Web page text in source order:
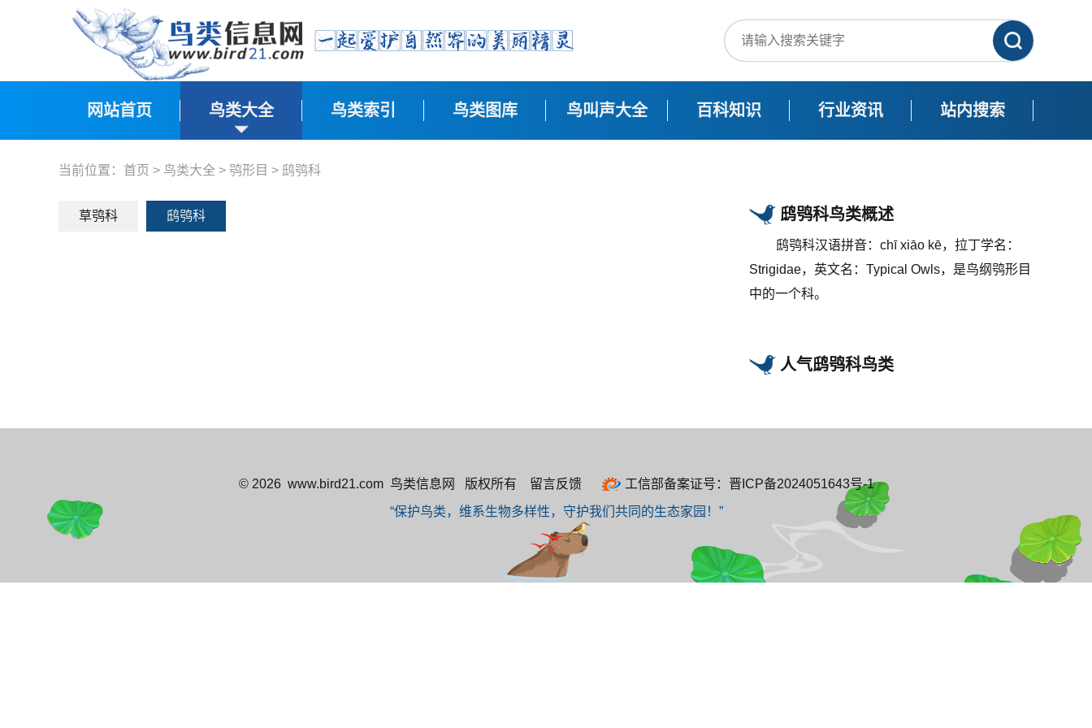
网站首页 鸟类大全 鸟类索引 鸟类图库 鸟叫声大全 百科知识 行业资讯 站内搜索
当前位置： 首页 > 鸟类大全 > 鸮形目 > 鸱鸮科
草鸮科 鸱鸮科 鸱鸮科鸟类概述
鸱鸮科汉语拼音：chī xiāo kē，拉丁学名：
Strigidae，英文名：Typical Owls，是鸟纲鸮形目
中的一个科。
人气鸱鸮科鸟类
© 2026 www.bird21.com 鸟类信息网 版权所有 留言反馈
工信部备案证号：晋ICP备2024051643号-1
“保护鸟类，维系生物多样性，守护我们共同的生态家园！”